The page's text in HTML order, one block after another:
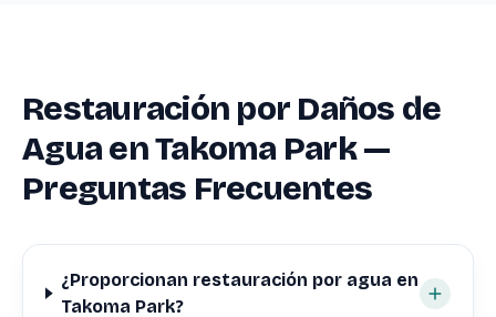
Restauración por Daños de
Agua en Takoma Park —
Preguntas Frecuentes
¿Proporcionan restauración por agua en
Takoma Park?